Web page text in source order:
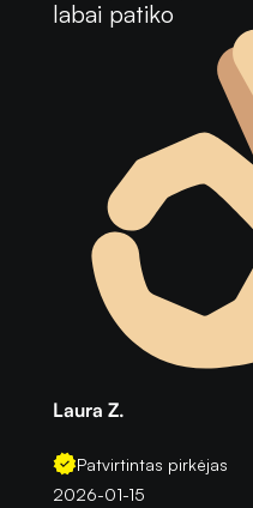
labai patiko
Laura Z.
Patvirtintas pirkėjas
2026-01-15